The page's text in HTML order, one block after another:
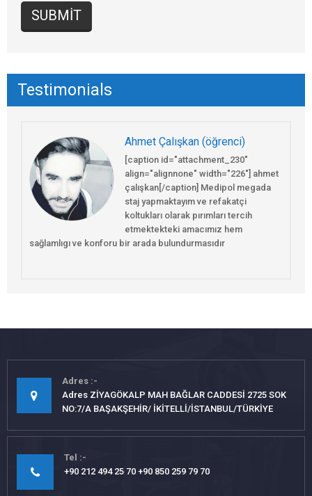
Testimonials
Ahmet Çalışkan (öğrenci)
[caption id="attachment_230"
align="alignnone" width="226"] ahmet
çalışkan[/caption] Medipol megada
staj yapmaktayım ve refakatçi
koltukları olarak pırımları tercih
etmektekteki amacımız hem
sağlamlıgı ve konforu bir arada bulundurmasıdır
Adres
Adres ZİYAGÖKALP MAH BAĞLAR CADDESİ 2725 SOK
NO:7/A BAŞAKŞEHİR/ İKİTELLİ/İSTANBUL/TÜRKİYE
Tel
+90 212 494 25 70 +90 850 259 79 70